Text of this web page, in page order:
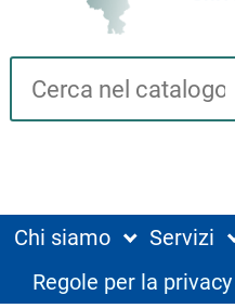
Cerca su "Catalogo"
Chi siamo Servizi
Regole per la